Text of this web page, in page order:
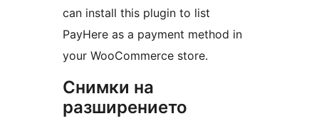
can install this plugin to list
PayHere as a payment method in
your WooCommerce store.
Снимки на
разширението